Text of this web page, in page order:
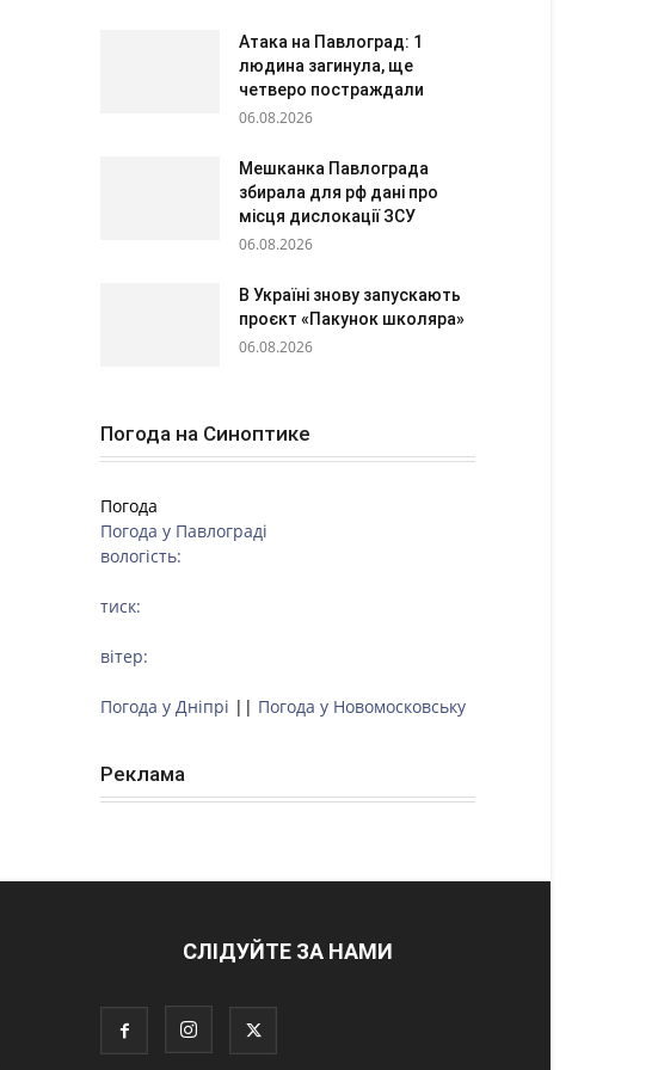
Атака на Павлоград: 1
людина загинула, ще
четверо постраждали
06.08.2026
Мешканка Павлограда
збирала для рф дані про
місця дислокації ЗСУ
06.08.2026
В Україні знову запускають
проєкт «Пакунок школяра»
06.08.2026
Погода на Синоптике
Погода
Погода у Павлограді
вологість:
тиск:
вітер:
Погода у Дніпрі || Погода у Новомосковську
Реклама
СЛІДУЙТЕ ЗА НАМИ